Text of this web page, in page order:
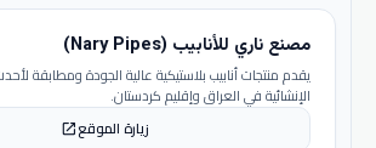
مصنع ناري للأنابيب (Nary Pipes)
يقدم منتجات أنابيب بلاستيكية عالية الجودة ومطابقة
الإنشائية في العراق وإقليم كردستان.
زيارة الموقعopen_in_new